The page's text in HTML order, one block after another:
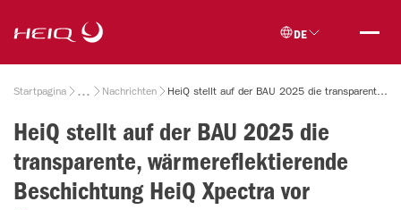
main
content
DE
Breadcrumb
Startpagina Nachrichten HeiQ stellt auf der BAU 2025 die transparente, wärmereflektierende Beschichtung HeiQ Xpectra vor
HeiQ stellt auf der BAU 2025 die
transparente, wärmereflektierende
Beschichtung HeiQ Xpectra vor